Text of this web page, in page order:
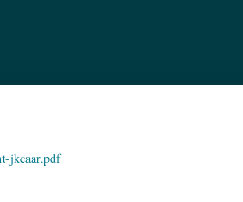
jkcaar.pdf